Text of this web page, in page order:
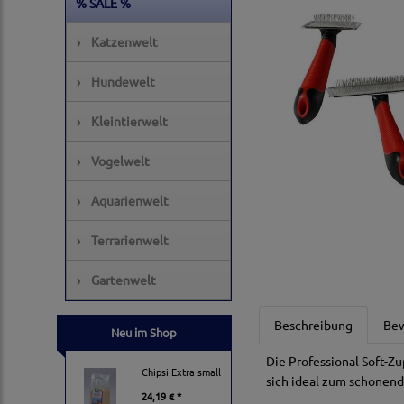
› Katzenwelt
› Hundewelt
› Kleintierwelt
› Vogelwelt
› Aquarienwelt
› Terrarienwelt
› Gartenwelt
Neu im Shop
Chipsi Extra small
24,19 € *
Beschreibung
Die Professional Soft-
sich ideal zum